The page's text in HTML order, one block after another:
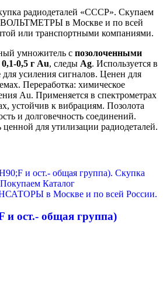
радиодеталей «СССР». Скупаем
в Москве и по всей
или транспортными компаниями.
умножитель с позолоченными
0,1-0,5 г Au, следы Ag. Используется в
для усиления сигналов. Ценен для
Переработка: химическое
Au. Применяется в спектрометрах
устойчив к вибрациям. Позолота
и долговечность соединений.
для утилизации радиодеталей.
и ост.- общая группа)